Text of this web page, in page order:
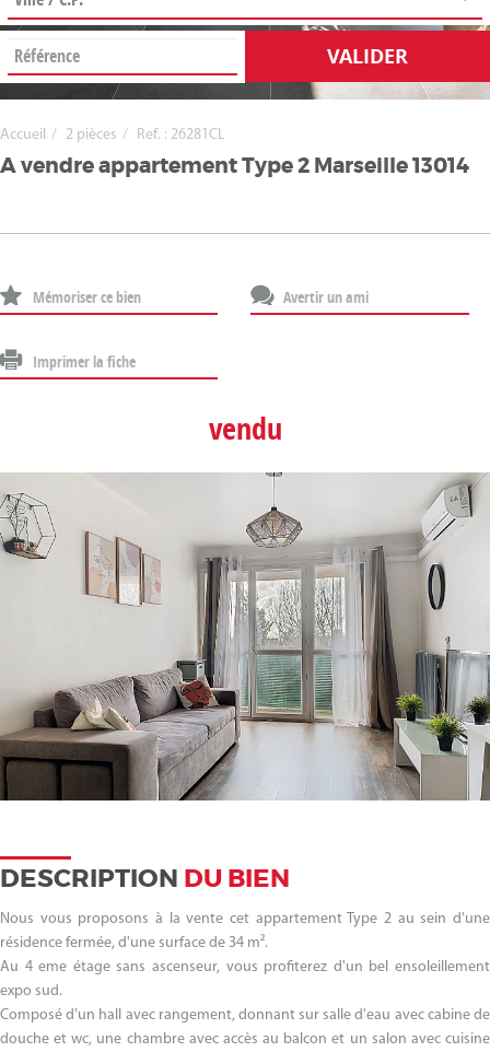
VALIDER
Accueil 2 pièces Ref. : 26281CL
A vendre appartement Type 2 Marseille 13014
Mémoriser ce bien Avertir un ami
Imprimer la fiche
vendu
DESCRIPTION DU BIEN
Nous vous proposons à la vente cet appartement Type 2 au sein d'une
résidence fermée, d'une surface de 34 m².
Au 4 eme étage sans ascenseur, vous profiterez d'un bel ensoleillement
expo sud.
Composé d'un hall avec rangement, donnant sur salle d'eau avec cabine de
douche et wc, une chambre avec accès au balcon et un salon avec cuisine